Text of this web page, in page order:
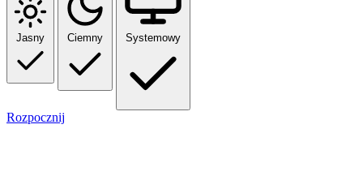
Jasny Ciemny Systemowy
Rozpocznij